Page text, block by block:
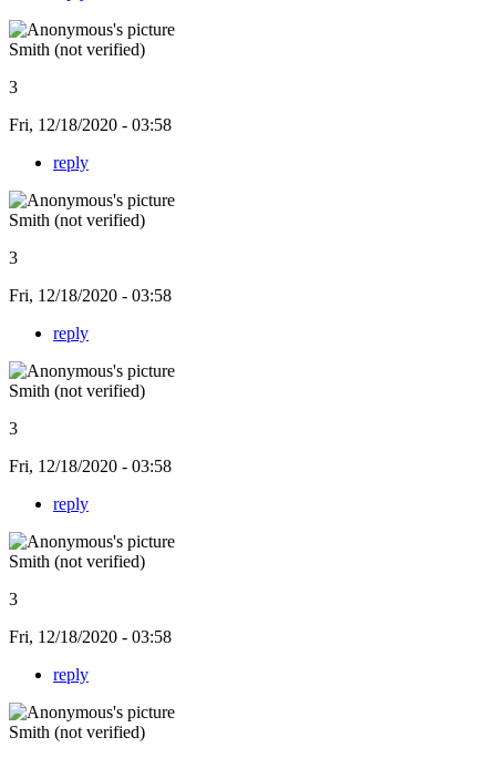
Smith (not verified)
3
Fri, 12/18/2020 - 03:58
reply
Smith (not verified)
3
Fri, 12/18/2020 - 03:58
reply
Smith (not verified)
3
Fri, 12/18/2020 - 03:58
reply
Smith (not verified)
3
Fri, 12/18/2020 - 03:58
reply
Smith (not verified)